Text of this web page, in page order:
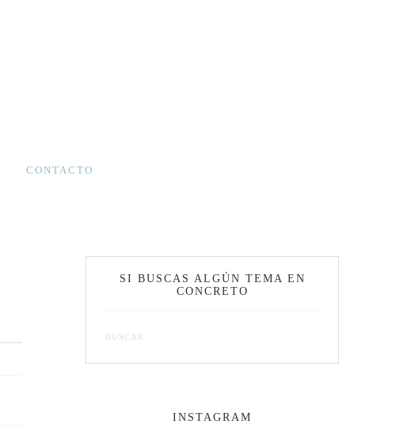
CONTACTO
SI BUSCAS ALGÚN TEMA EN
CONCRETO
INSTAGRAM